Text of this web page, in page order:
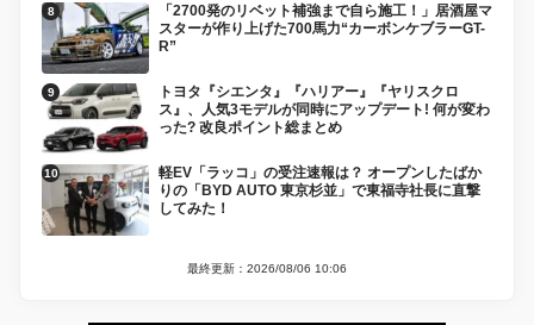
「2700発のリベット補強まで自ら施工！」居酒屋マ
スターが作り上げた700馬力“カーボンケブラーGT-
R”
トヨタ『シエンタ』『ハリアー』『ヤリスクロ
ス』、人気3モデルが同時にアップデート! 何が変わ
った? 改良ポイント総まとめ
軽EV「ラッコ」の受注速報は？ オープンしたばか
りの「BYD AUTO 東京杉並」で東福寺社長に直撃
してみた！
最終更新：2026/08/06 10:06